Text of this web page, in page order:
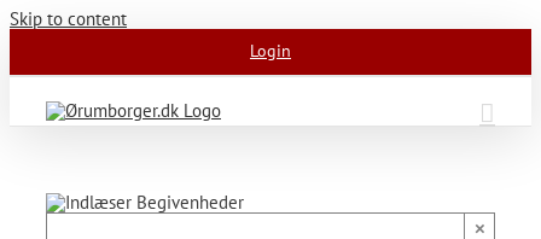
Skip to content
Login
×